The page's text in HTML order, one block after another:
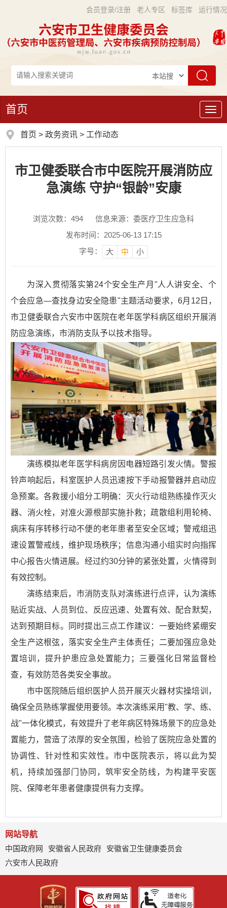
会员登录/注册 老人专区 标签库 运行情况
导
首页
首页 > 政务资讯 > 工作动态
市卫健委联合市中医院开展消防应
急演练 守护“银龄”安康
浏览次数： 494
信息来源：委医疗卫生应急科
发布时间：2025-06-13 17:15
字号：
大 中 小
为深入贯彻落实第24个安全生产月"人人讲安全、个
个会应急—查找身边安全隐患"主题活动要求，6月12日，
市卫健委联合六安市中医院在老年医学科病区组织开展消
防应急演练，市消防支队予以技术指导。
演练模拟老年医学科病房因电器短路引发火情。警报
铃声响起后，科室医护人员迅速按下手动报警器并启动应
急预案。各救援小组分工明确：灭火行动组熟练操作灭火
器、消火栓，对准火源根部实施扑救；疏散组利用轮椅、
病床有序转移行动不便的老年患者至安全区域；警戒组迅
速设置警戒线，维护现场秩序；信息沟通小组实时向指挥
中心报告火情进展。经过约30分钟的紧张处置，火情得到
有效控制。
演练结束后，市消防支队对演练进行点评，认为演练
贴近实战、人员到位、反应迅速、处置有效、配合默契，
达到预期目标。同时提出三点工作建议：一要始终紧绷安
全生产这根弦，落实安全生产主体责任；二要加强应急处
置培训，提升护患应急处置能力；三要强化日常监督检
查，有效防范各类安全事故。
市中医院随后组织医护人员开展灭火器材实操培训，
确保全员熟练掌握使用要领。本次演练采用"教、学、练、
战"一体化模式，有效提升了老年病区特殊场景下的应急处
置能力，营造了浓厚的安全氛围，检验了医院应急处置的
协调性、针对性和实效性。市中医院表示，将以此为契
机，持续加强部门协同，筑牢安全防线，为构建平安医
院、保障老年患者健康提供有力支撑。
网站导航
中国政府网
安徽省人民政府
安徽省卫生健康委员会
六安市人民政府